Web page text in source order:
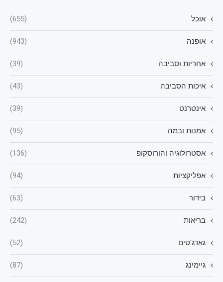
אוכל (655)
אופנה (943)
אחריות וסביבה (39)
איכות הסביבה (43)
אינטרנט (39)
אמנות ובמה (95)
אסטרולוגיה והורוסקופ (136)
אפליקציות (94)
בידור (63)
בריאות (242)
גאדג'טים (52)
גיימינג (87)